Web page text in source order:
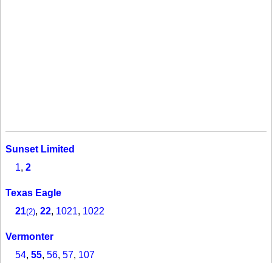
Sunset Limited
1, 2
Texas Eagle
21(2), 22, 1021, 1022
Vermonter
54, 55, 56, 57, 107